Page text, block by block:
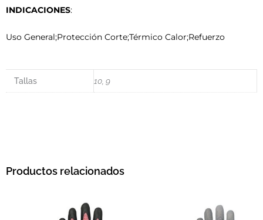
INDICACIONES:
Uso General;Protección Corte;Térmico Calor;Refuerzo
Tallas 10, 9
Productos relacionados
Este producto tiene múltiples variantes.